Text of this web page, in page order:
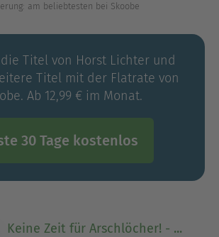
schnell wächst durch Mund-
Zusammenarbeit mit dem WDR,
ersten Mal im ZDF bei Johannes
in zwei ARD-WM-Shows. Es geht
kocht“, Lafer!Lichter!Lecker!“, „Die
mit seinen Soloprogrammen
und „Lichters Geschichten“,
Haus. Seit 2009
sind große Erfolge.
am beliebtesten bei Skoobe
Titel von Horst Lichter und
Titel mit der Flatrate von
Ab 12,99 € im Monat.
30 Tage kostenlos
Keine Zeit für Arschlöcher! - ...